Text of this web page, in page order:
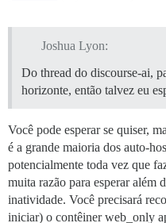
Joshua Lyon:
Do thread do discourse-ai,
horizonte, então talvez eu
Você pode esperar se quiser,
é a grande maioria dos auto-
potencialmente toda vez que
muita razão para esperar além
inatividade. Você precisará
iniciar) o contêiner web_only